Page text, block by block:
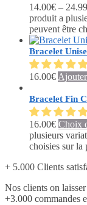
14.00€ – 24.99
produit a
peuvent être
Bracelet
16.00€
Bracelet Fin
16.00€ Choix
plusieurs
choisies sur la
+ 5.000 Clients
Nos clients on
+3.000 commandes